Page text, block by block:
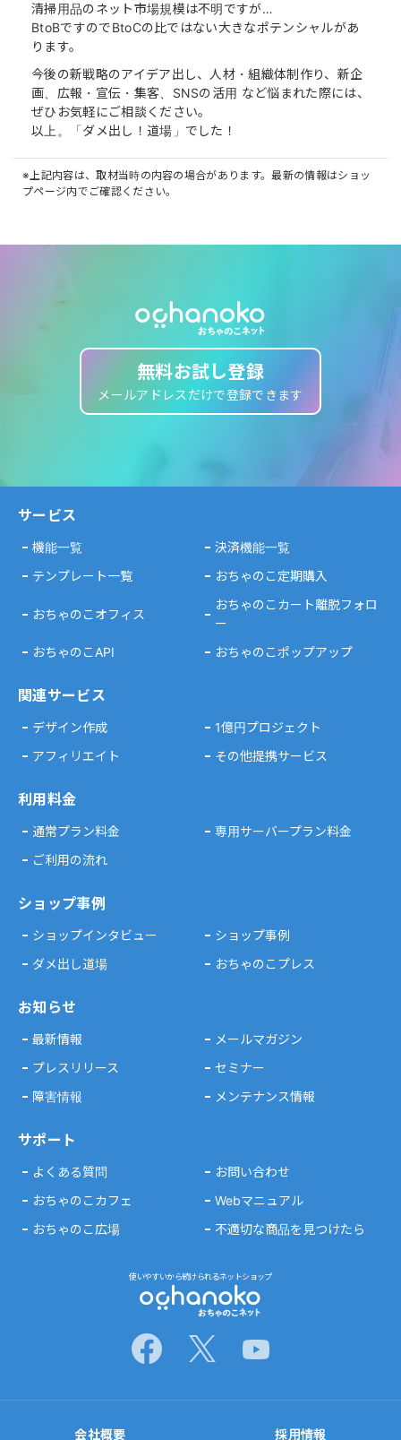
清掃用品のネット市場規模は不明ですが…
BtoBですのでBtoCの比ではない大きなポテンシャルがあ
ります。
今後の新戦略のアイデア出し、人材・組織体制作り、新企
画、広報・宣伝・集客、SNSの活用 など悩まれた際には、
ぜひお気軽にご相談ください。
以上。「ダメ出し！道場」でした！
※上記内容は、取材当時の内容の場合があります。最新の情報はショッ
プページ内でご確認ください。
無料お試し登録
メールアドレスだけで登録できます
使いやすいから続けられるネットショップ
サービス
機能一覧
決済機能一覧
テンプレート一覧
おちゃのこ定期購入
おちゃのこオフィス
おちゃのこカート離脱フォロ
ー
おちゃのこAPI
おちゃのこポップアップ
関連サービス
デザイン作成
1億円プロジェクト
アフィリエイト
その他提携サービス
利用料金
通常プラン料金
専用サーバープラン料金
ご利用の流れ
ショップ事例
ショップインタビュー
ショップ事例
ダメ出し道場
おちゃのこプレス
お知らせ
最新情報
メールマガジン
プレスリリース
セミナー
障害情報
メンテナンス情報
サポート
よくある質問
お問い合わせ
おちゃのこカフェ
Webマニュアル
おちゃのこ広場
不適切な商品を見つけたら
会社概要 採用情報